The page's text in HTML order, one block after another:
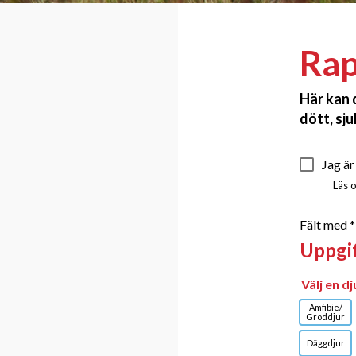
Här
dött,
Vilt
inpå
Jag
Läs
Fält med
Välj en
Amfibie/
Groddjur
Däggdjur